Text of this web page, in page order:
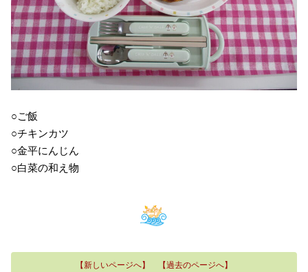
未就園児教室
課外授業
○ご飯
○チキンカツ
○金平にんじん
○白菜の和え物
【新しいページへ】 【過去のページへ】